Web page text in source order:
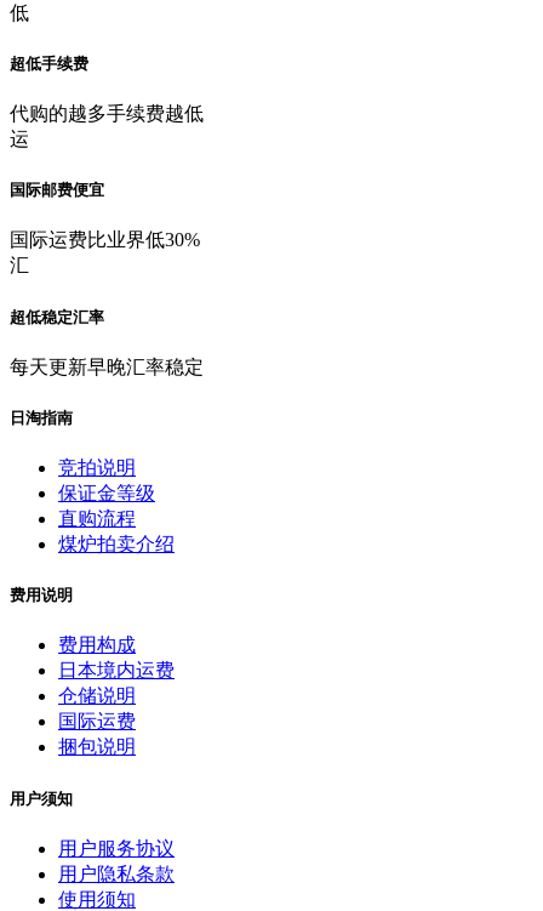
低
超低手续费
代购的越多手续费越低
运
国际邮费便宜
国际运费比业界低30%
汇
超低稳定汇率
每天更新早晚汇率稳定
日淘指南
竞拍说明
保证金等级
直购流程
煤炉拍卖介绍
费用说明
费用构成
日本境内运费
仓储说明
国际运费
捆包说明
用户须知
用户服务协议
用户隐私条款
使用须知